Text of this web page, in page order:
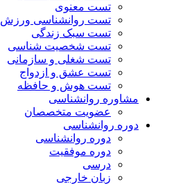
تست معنوی
تست روانشناسی ورزش
تست سبک زندگی
تست شخصیت شناسی
تست شغلی و سازمانی
تست عشق و ازدواج
تست هوش و حافظه
مشاوره روانشناسی
عضویت متخصصان
دوره روانشناسی
دوره روانشناسی
دوره موفقیت
درسی
زبان خارجی